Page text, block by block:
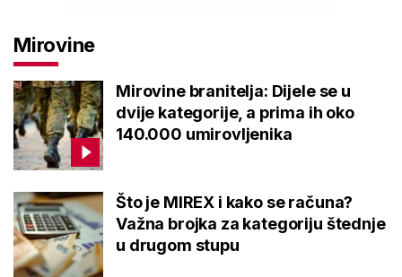
Mirovine
Mirovine branitelja: Dijele se u
dvije kategorije, a prima ih oko
140.000 umirovljenika
Što je MIREX i kako se računa?
Važna brojka za kategoriju štednje
u drugom stupu